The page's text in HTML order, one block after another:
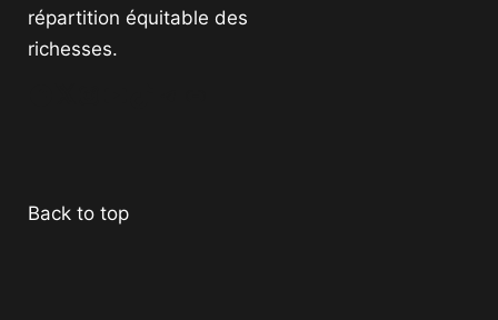
répartition équitable des
richesses.
Back to top